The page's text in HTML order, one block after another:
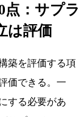
点：サプラ
は評価
築を評価する項
価できる。一
する必要があ